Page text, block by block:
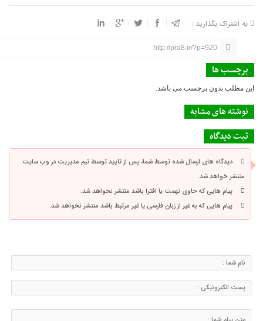
به اشتراک بگذارید :
http://pra8.ir/?p=920
برچسب ها
این مطلب بدون برچسب می باشد.
نوشته های مشابه
ثبت دیدگاه
دیدگاه های ارسال شده توسط شما، پس از تایید توسط تیم مدیریت در وب سایت
منتشر خواهد شد.
پیام هایی که حاوی تهمت یا افترا باشد منتشر نخواهد شد.
پیام هایی که به غیر از زبان فارسی یا غیر مرتبط باشد منتشر نخواهد شد.